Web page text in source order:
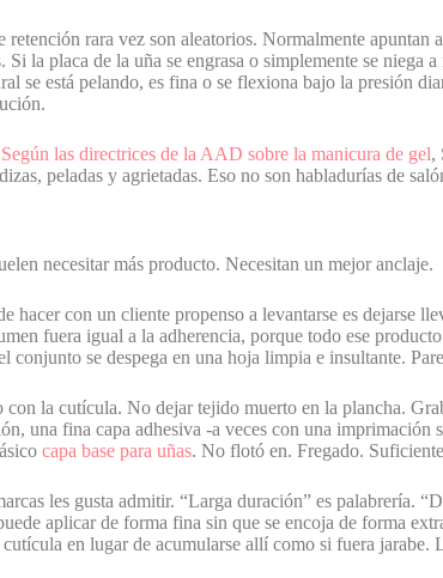
rara vez son aleatorios. Normalmente apuntan
Si la placa de la uña se engrasa o simplemente se niega
se está pelando, es fina o se flexiona bajo la presión
Según las directrices de la AAD sobre la manicura de gel,
peladas y agrietadas. Eso no son habladurías de
necesitar más producto. Necesitan un mejor anclaje.
hacer con un cliente propenso a levantarse es dejarse
fuera igual a la adherencia, porque todo ese
conjunto se despega en una hoja limpia e insultante.
la cutícula. No dejar tejido muerto en la plancha.
una fina capa adhesiva -a veces con una imprimación
capa base para uñas. No flotó en. Fregado.
les gusta admitir. “Larga duración” es palabrería.
aplicar de forma fina sin que se encoja de forma
en lugar de acumularse allí como si fuera jarabe.